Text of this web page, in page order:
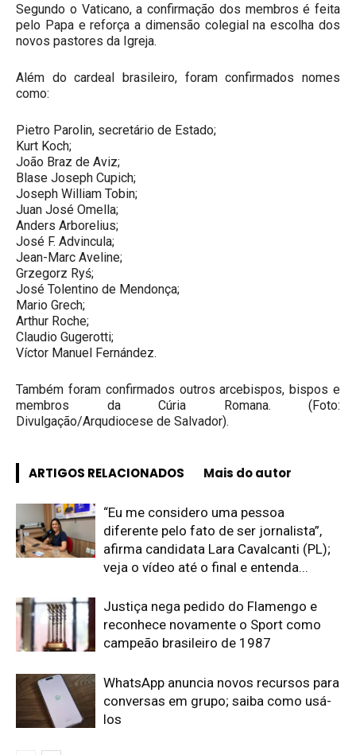
Segundo o Vaticano, a confirmação dos membros é feita
pelo Papa e reforça a dimensão colegial na escolha dos
novos pastores da Igreja.
Além do cardeal brasileiro, foram confirmados nomes
como:
Pietro Parolin, secretário de Estado;
Kurt Koch;
João Braz de Aviz;
Blase Joseph Cupich;
Joseph William Tobin;
Juan José Omella;
Anders Arborelius;
José F. Advincula;
Jean-Marc Aveline;
Grzegorz Ryś;
José Tolentino de Mendonça;
Mario Grech;
Arthur Roche;
Claudio Gugerotti;
Víctor Manuel Fernández.
Também foram confirmados outros arcebispos, bispos e
membros da Cúria Romana. (Foto:
Divulgação/Arqudiocese de Salvador).
ARTIGOS RELACIONADOS Mais do autor
“Eu me considero uma pessoa
diferente pelo fato de ser jornalista”,
afirma candidata Lara Cavalcanti (PL);
veja o vídeo até o final e entenda...
Justiça nega pedido do Flamengo e
reconhece novamente o Sport como
campeão brasileiro de 1987
WhatsApp anuncia novos recursos para
conversas em grupo; saiba como usá-
los